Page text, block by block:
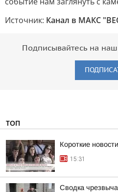
Источник: Канал в МАКС
Подписывайтесь на
ТОП
Короткие новости
15:31
Сводка